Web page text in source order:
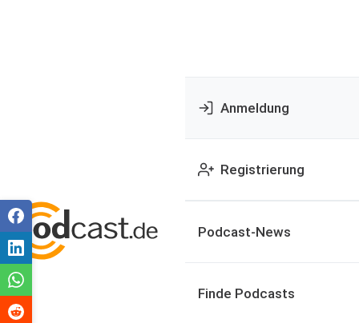
Anmeldung
Registrierung
Podcast-News
Finde Podcasts